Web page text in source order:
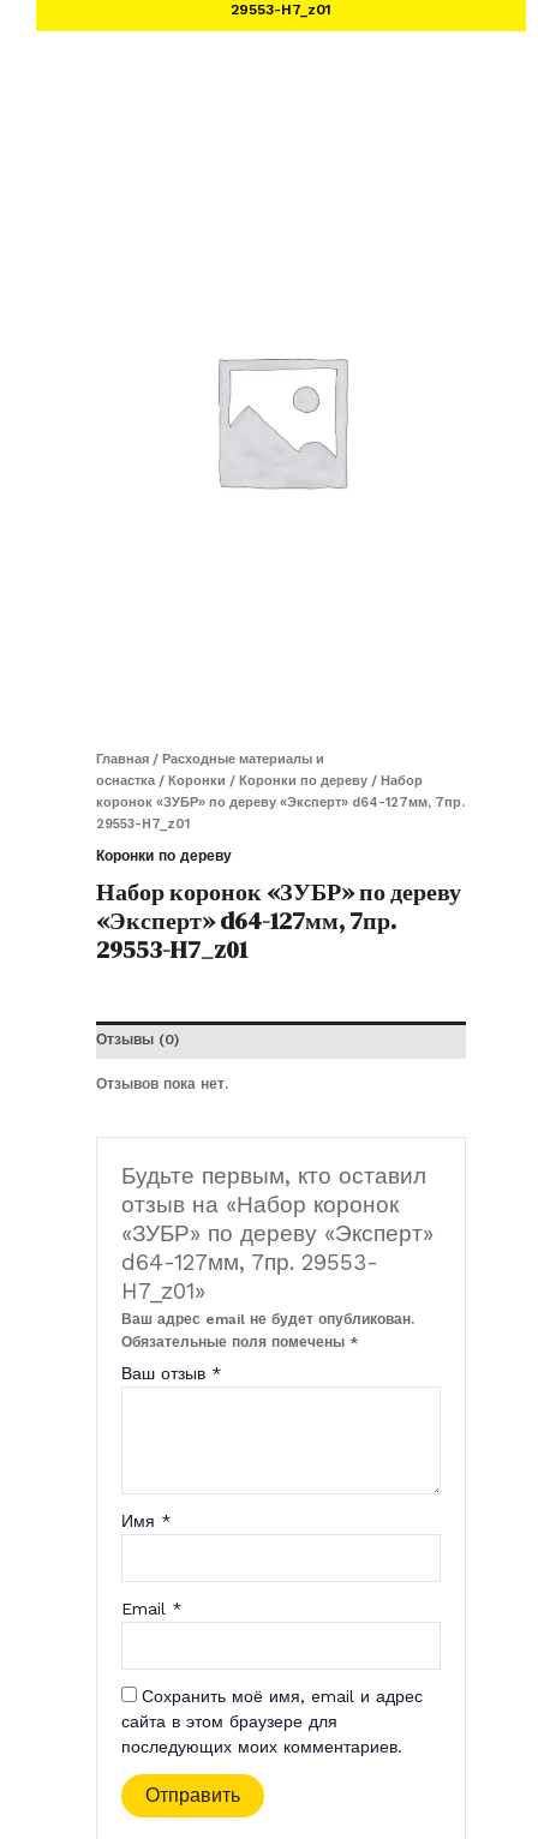
29553-H7_z01
Главная / Расходные материалы и
оснастка / Коронки / Коронки по дереву / Набор
коронок «ЗУБР» по дереву «Эксперт» d64-127мм, 7пр.
29553-H7_z01
Коронки по дереву
Набор коронок «ЗУБР» по дереву
«Эксперт» d64-127мм, 7пр.
29553-H7_z01
Отзывы (0)
Отзывов пока нет.
Будьте первым, кто оставил
отзыв на «Набор коронок
«ЗУБР» по дереву «Эксперт»
d64-127мм, 7пр. 29553-
H7_z01»
Ваш адрес email не будет опубликован.
Обязательные поля помечены*
Ваш отзыв *
Имя *
Email *
Сохранить моё имя, email и адрес
сайта в этом браузере для
последующих моих комментариев.